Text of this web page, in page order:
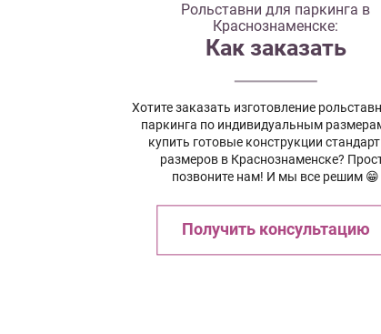
Рольставни для паркинга в
Краснознаменске:
Как заказать
Хотите заказать изготовление
паркинга по индивидуальным
купить готовые конструкции
размеров в Краснознаменске?
позвоните нам! И мы все решим 😁
Получить консультацию